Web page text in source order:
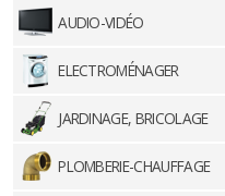
AUDIO-VIDÉO
ELECTROMÉNAGER
JARDINAGE, BRICOLAGE
PLOMBERIE-CHAUFFAGE